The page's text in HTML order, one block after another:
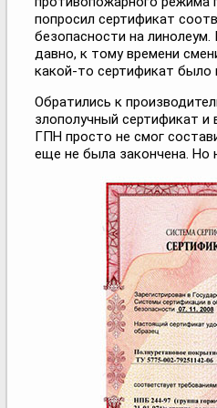
попросил сертификат
безопасности на
давно, к тому времени
какой-то сертификат было
Обратились к
злополучный сертификат
ГПН просто не смог
еще не была закончена. Но